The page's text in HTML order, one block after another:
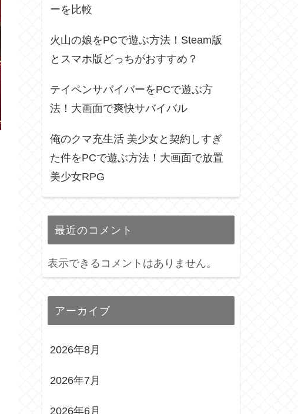
ーを比較
火山の娘をPCで遊ぶ方法！Steam版
とスマホ版どっちがおすすめ？
テイペンサバイバーをPCで遊ぶ方
法！大画面で爽快サバイバル
俺のクマ充生活 美少女と契約しすぎ
た件をPCで遊ぶ方法！大画面で放置
美少女RPG
最近のコメント
表示できるコメントはありません。
アーカイブ
2026年8月
2026年7月
2026年6月